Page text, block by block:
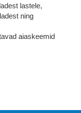
lastele,
ning
aiaskeemid